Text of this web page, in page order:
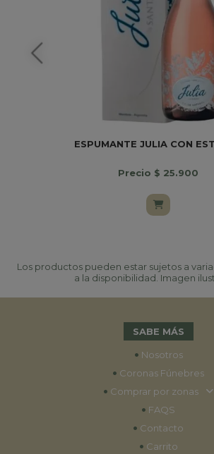
ESPUMANTE JULIA CON
Precio $ 25.900
Los productos pueden estar sujetos a
a la disponibilidad. Imagen
SABE MÁS
• Nosotros
• Coronas Fúnebres
• Comprar por zonas
• FAQS
• Contacto
• Carrito